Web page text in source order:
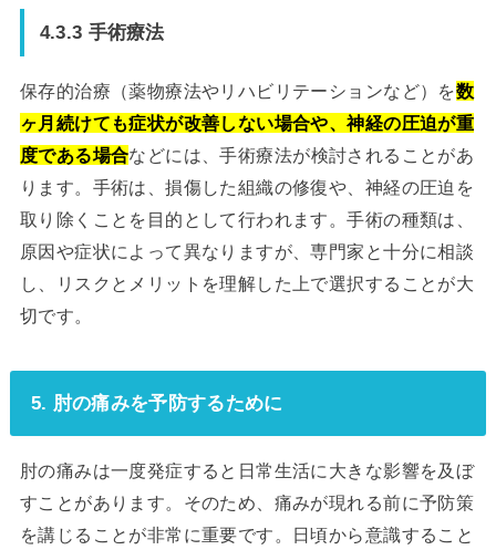
4.3.3 手術療法
保存的治療（薬物療法やリハビリテーションなど）を数
ヶ月続けても症状が改善しない場合や、神経の圧迫が重
度である場合などには、手術療法が検討されることがあ
ります。手術は、損傷した組織の修復や、神経の圧迫を
取り除くことを目的として行われます。手術の種類は、
原因や症状によって異なりますが、専門家と十分に相談
し、リスクとメリットを理解した上で選択することが大
切です。
5. 肘の痛みを予防するために
肘の痛みは一度発症すると日常生活に大きな影響を及ぼ
すことがあります。そのため、痛みが現れる前に予防策
を講じることが非常に重要です。日頃から意識すること